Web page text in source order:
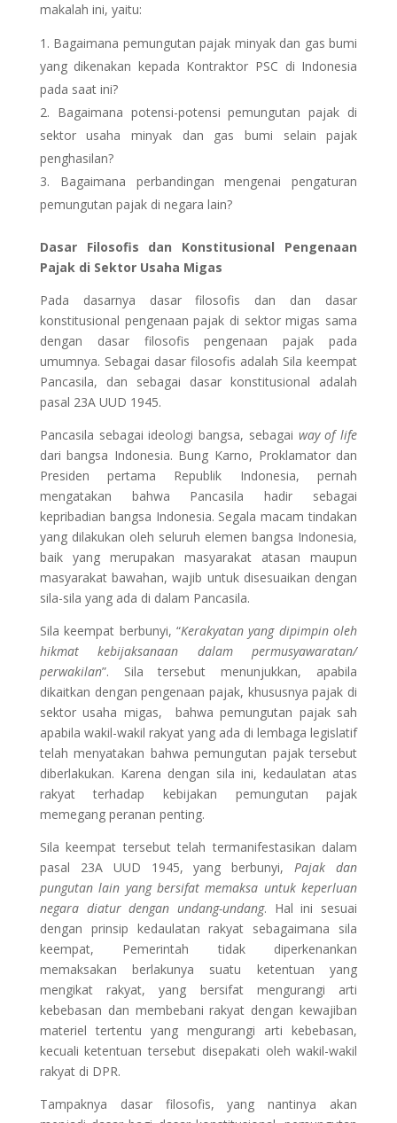
makalah ini, yaitu:
Bagaimana pemungutan pajak minyak dan gas bumi
yang dikenakan kepada Kontraktor PSC di Indonesia
pada saat ini?
Bagaimana potensi-potensi pemungutan pajak di
sektor usaha minyak dan gas bumi selain pajak
penghasilan?
Bagaimana perbandingan mengenai pengaturan
pemungutan pajak di negara lain?
Dasar Filosofis dan Konstitusional Pengenaan
Pajak di Sektor Usaha Migas
Pada dasarnya dasar filosofis dan dan dasar
konstitusional pengenaan pajak di sektor migas sama
dengan dasar filosofis pengenaan pajak pada
umumnya. Sebagai dasar filosofis adalah Sila keempat
Pancasila, dan sebagai dasar konstitusional adalah
pasal 23A UUD 1945.
Pancasila sebagai ideologi bangsa, sebagai way of life
dari bangsa Indonesia. Bung Karno, Proklamator dan
Presiden pertama Republik Indonesia, pernah
mengatakan bahwa Pancasila hadir sebagai
kepribadian bangsa Indonesia. Segala macam tindakan
yang dilakukan oleh seluruh elemen bangsa Indonesia,
baik yang merupakan masyarakat atasan maupun
masyarakat bawahan, wajib untuk disesuaikan dengan
sila-sila yang ada di dalam Pancasila.
Sila keempat berbunyi, “Kerakyatan yang dipimpin oleh
hikmat kebijaksanaan dalam permusyawaratan/
perwakilan”. Sila tersebut menunjukkan, apabila
dikaitkan dengan pengenaan pajak, khususnya pajak di
sektor usaha migas, bahwa pemungutan pajak sah
apabila wakil-wakil rakyat yang ada di lembaga legislatif
telah menyatakan bahwa pemungutan pajak tersebut
diberlakukan. Karena dengan sila ini, kedaulatan atas
rakyat terhadap kebijakan pemungutan pajak
memegang peranan penting.
Sila keempat tersebut telah termanifestasikan dalam
pasal 23A UUD 1945, yang berbunyi,Pajak dan
pungutan lain yang bersifat memaksa untuk keperluan
negara diatur dengan undang-undang. Hal ini sesuai
dengan prinsip kedaulatan rakyat sebagaimana sila
keempat, Pemerintah tidak diperkenankan
memaksakan berlakunya suatu ketentuan yang
mengikat rakyat, yang bersifat mengurangi arti
kebebasan dan membebani rakyat dengan kewajiban
materiel tertentu yang mengurangi arti kebebasan,
kecuali ketentuan tersebut disepakati oleh wakil-wakil
rakyat di DPR.
Tampaknya dasar filosofis, yang nantinya akan